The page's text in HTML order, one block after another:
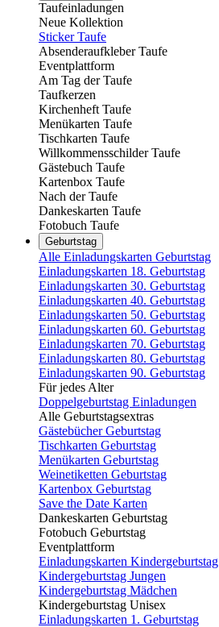
Taufeinladungen
Neue Kollektion
Sticker Taufe
Absenderaufkleber Taufe
Eventplattform
Am Tag der Taufe
Taufkerzen
Kirchenheft Taufe
Menükarten Taufe
Tischkarten Taufe
Willkommensschilder Taufe
Gästebuch Taufe
Kartenbox Taufe
Nach der Taufe
Dankeskarten Taufe
Fotobuch Taufe
Geburtstag
Alle Einladungskarten Geburtstag
Einladungskarten 18. Geburtstag
Einladungskarten 30. Geburtstag
Einladungskarten 40. Geburtstag
Einladungskarten 50. Geburtstag
Einladungskarten 60. Geburtstag
Einladungskarten 70. Geburtstag
Einladungskarten 80. Geburtstag
Einladungskarten 90. Geburtstag
Für jedes Alter
Doppelgeburtstag Einladungen
Alle Geburtstagsextras
Gästebücher Geburtstag
Tischkarten Geburtstag
Menükarten Geburtstag
Weinetiketten Geburtstag
Kartenbox Geburtstag
Save the Date Karten
Dankeskarten Geburtstag
Fotobuch Geburtstag
Eventplattform
Einladungskarten Kindergeburtstag
Kindergeburtstag Jungen
Kindergeburtstag Mädchen
Kindergeburtstag Unisex
Einladungskarten 1. Geburtstag